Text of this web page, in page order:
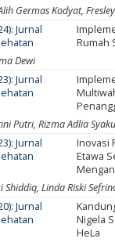
Germas Kodyat,
Jurnal
Rumah
Dewi
Jurnal
Putri, Rizma Adlia
Jurnal
Inovasi
Etawa
Shiddiq, Linda Riski
Jurnal
Nigela
HeLa